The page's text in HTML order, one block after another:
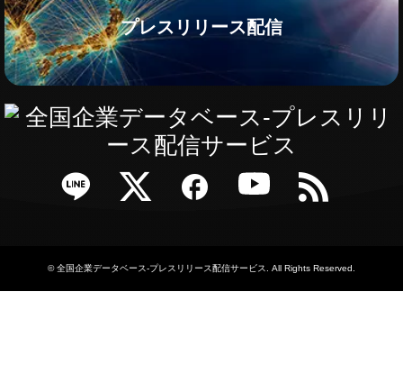
プレスリリース配信
Twitter Facebook YouTube RSS
©全国企業データベース-プレスリリース配信サービス. All Rights Reserved.